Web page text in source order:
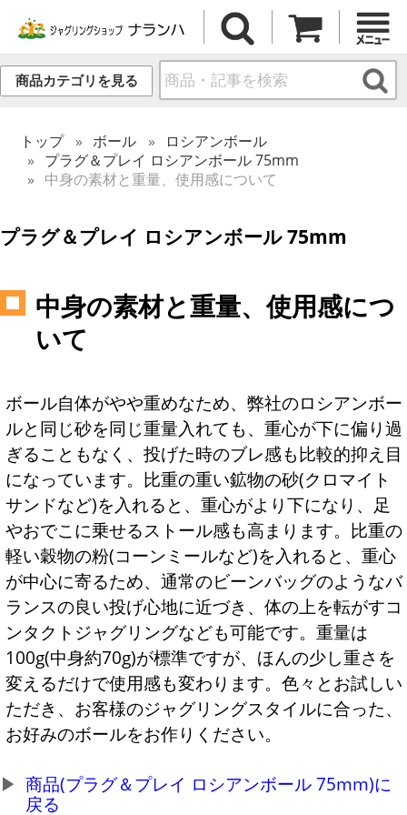
商品カテゴリを見る
トップ ボール
ロシアンボール
プラグ＆プレイ ロシアンボール 75mm
中身の素材と重量、使用感について
プラグ＆プレイ ロシアンボール 75mm
中身の素材と重量、使用感につ
いて
ボール自体がやや重めなため、弊社のロシアンボー
ルと同じ砂を同じ重量入れても、重心が下に偏り過
ぎることもなく、投げた時のブレ感も比較的抑え目
になっています。比重の重い鉱物の砂(クロマイト
サンドなど)を入れると、重心がより下になり、足
やおでこに乗せるストール感も高まります。比重の
軽い穀物の粉(コーンミールなど)を入れると、重心
が中心に寄るため、通常のビーンバッグのようなバ
ランスの良い投げ心地に近づき、体の上を転がすコ
ンタクトジャグリングなども可能です。重量は
100g(中身約70g)が標準ですが、ほんの少し重さを
変えるだけで使用感も変わります。色々とお試しい
ただき、お客様のジャグリングスタイルに合った、
お好みのボールをお作りください。
商品(プラグ＆プレイ ロシアンボール 75mm)に
戻る